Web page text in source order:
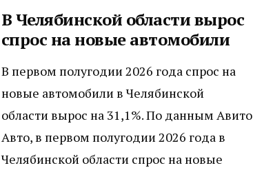
В Челябинской области вырос
спрос на новые автомобили
В первом полугодии 2026 года спрос на
новые автомобили в Челябинской
области вырос на 31,1%. По данным Авито
Авто, в первом полугодии 2026 года в
Челябинской области спрос на новые